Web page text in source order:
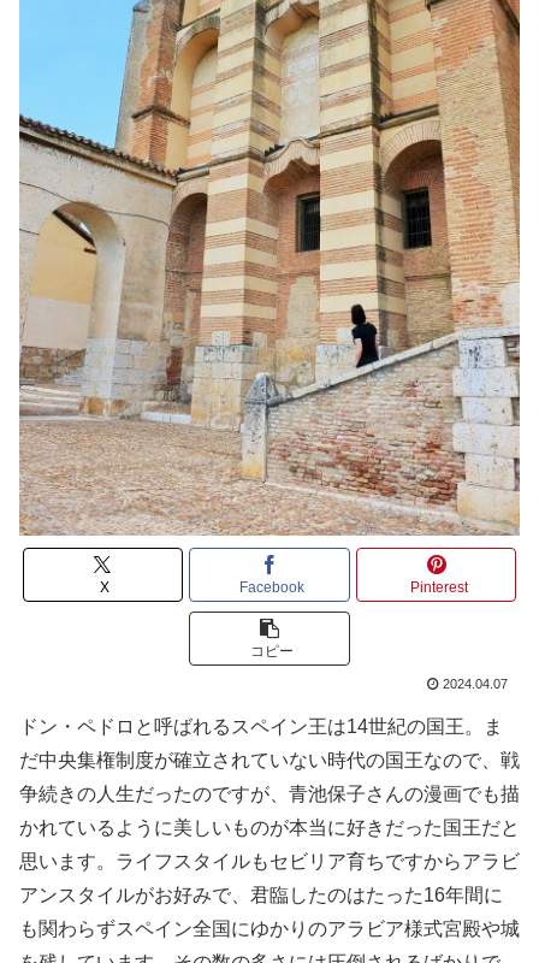
X Facebook Pinterest
コピー
2024.04.07
ドン・ペドロと呼ばれるスペイン王は14世紀の国王。ま
だ中央集権制度が確立されていない時代の国王なので、戦
争続きの人生だったのですが、青池保子さんの漫画でも描
かれているように美しいものが本当に好きだった国王だと
思います。ライフスタイルもセビリア育ちですからアラビ
アンスタイルがお好みで、君臨したのはたった16年間に
も関わらずスペイン全国にゆかりのアラビア様式宮殿や城